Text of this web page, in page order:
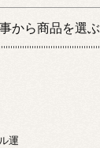
から商品を選ぶ
運